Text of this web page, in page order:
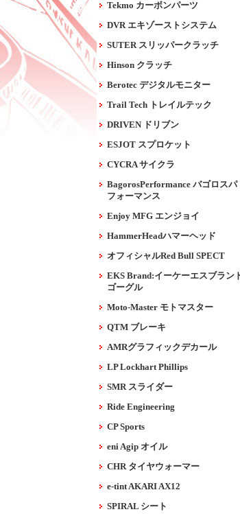
Tekmo カーボンパーツ
DVR エキゾーストシステム
SUTER スリッパークラッチ
Hinson クラッチ
Berotec デジタルモニター
Trail Tech トレイルテック
DRIVEN ドリブン
ESJOT スプロケット
CYCRA サイクラ
BagorosPerformance バゴロスパ
フォーマンス
Enjoy MFG エンジョイ
HammerHeadハマーヘッド
オフィシャルRed Bull SPECT
EKS Brand:イーケーエスブラン
ゴーグル
Moto-Master モトマスター
QTM ブレーキ
AMRグラフィックデカール
LP Lockhart Phillips
SMR スライダー
Ride Engineering
CP Sports
eni Agip オイル
CHR タイヤウォーマー
e-tint AKARI AX12
SPIRAL シート